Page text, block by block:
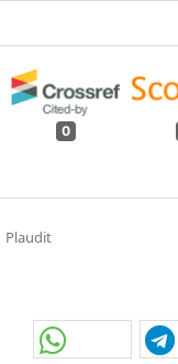
0
Plaudit